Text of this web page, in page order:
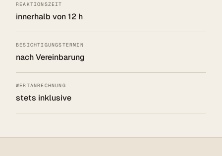
REAKTIONSZEIT
innerhalb von 12 h
BESICHTIGUNGSTERMIN
nach Vereinbarung
WERTANRECHNUNG
stets inklusive